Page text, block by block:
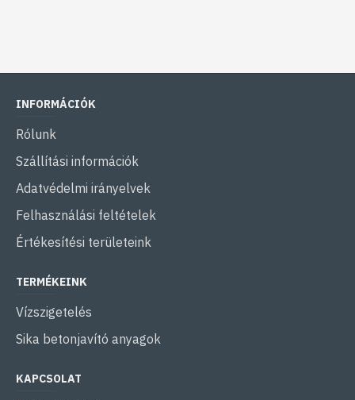
INFORMÁCIÓK
Rólunk
Szállítási információk
Adatvédelmi irányelvek
Felhasználási feltételek
Értékesítési területeink
TERMÉKEINK
Vízszigetelés
Sika betonjavító anyagok
KAPCSOLAT